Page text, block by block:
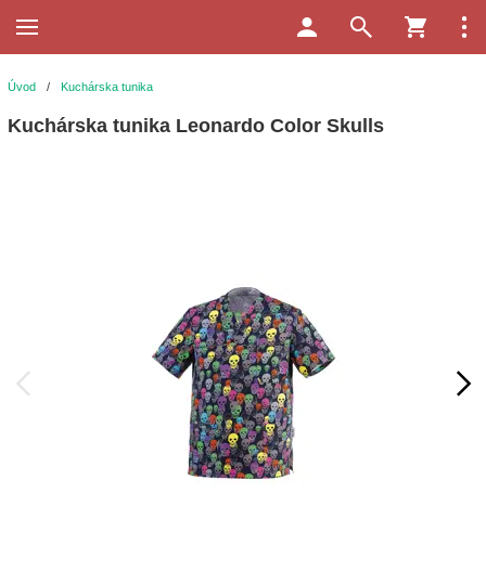
Úvod / Kuchárska tunika
Kuchárska tunika Leonardo Color Skulls